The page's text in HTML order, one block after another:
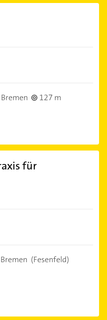
127 m
für
(Fesenfeld)